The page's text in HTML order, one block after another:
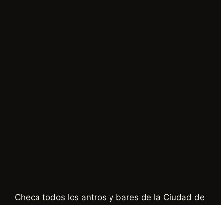
Checa todos los antros y bares de la Ciudad de